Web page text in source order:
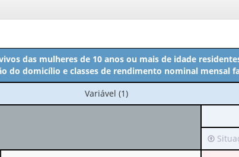
das mulheres de 10 anos ou mais de idade
do domicílio e classes de rendimento nominal mensal
No
cabeçalho:
Variável (1)
Irá
para